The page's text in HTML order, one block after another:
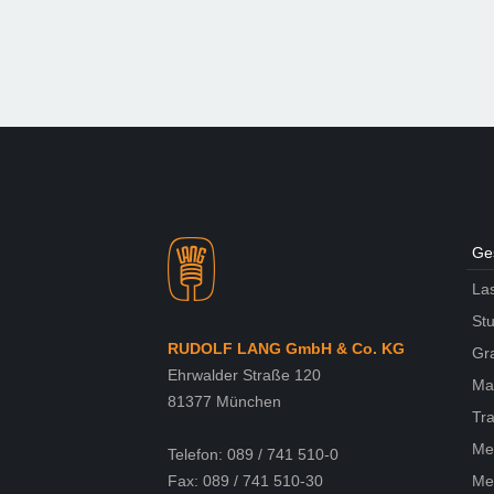
RUDOLF LANG GmbH & Co. KG
Ehrwalder Straße 120
81377 München
Telefon: 089 / 741 510-0
Fax: 089 / 741 510-30